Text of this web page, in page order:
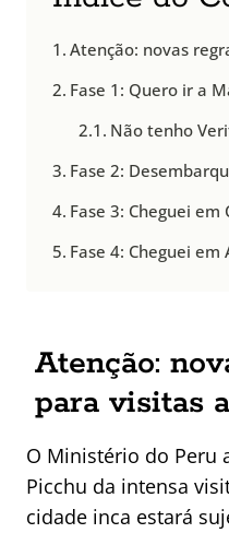
Atenção: novas
Fase 1: Quero ir a
Não tenho
Fase 2:
Fase 3: Cheguei em
Fase 4: Cheguei
Atenção:
para visitas
O Ministério do Peru
Picchu da intensa
cidade inca estará